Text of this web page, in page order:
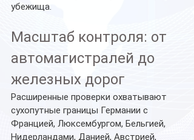
убежища.
Масштаб контроля: от
автомагистралей до
железных дорог
Расширенные проверки охватывают
сухопутные границы Германии с
Францией, Люксембургом, Бельгией,
Нидерландами, Данией, Австрией,